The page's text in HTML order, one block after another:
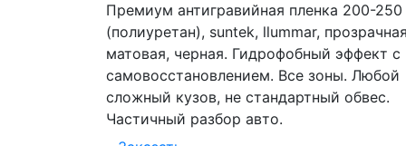
Премиум антигравийная пленка 200-
(полиуретан), suntek, llummar,
матовая, черная. Гидрофобный эффект с
самовосстановлением. Все зоны. Любой
сложный кузов, не стандартный обвес.
Частичный разбор авто.